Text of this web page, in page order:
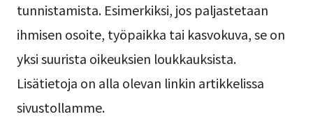
tunnistamista. Esimerkiksi, jos paljastetaan
ihmisen osoite, työpaikka tai kasvokuva, se on
yksi suurista oikeuksien loukkauksista.
Lisätietoja on alla olevan linkin artikkelissa
sivustollamme.